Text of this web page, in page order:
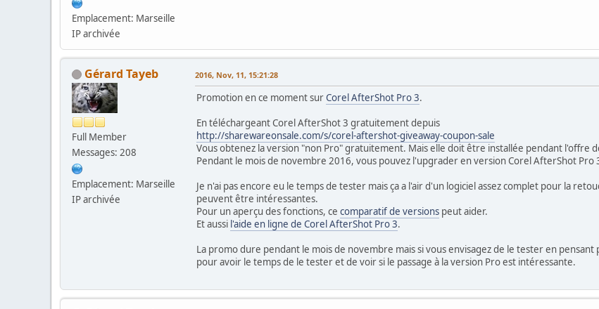
Emplacement: Marseille
IP archivée
Gérard Tayeb
Full Member
Messages: 208
Emplacement: Marseille
IP archivée
2016, Nov, 11, 15:21:28
Promotion en ce moment surCorel AfterShot Pro 3.
En téléchargeant Corel AfterShot 3 gratuitement depuis
http://sharewareonsale.com/s/corel-aftershot-giveaway-coupon-sale
Vous obtenez la version "non Pro" gratuitement. Mais elle doit être installée pendant l'offre
Pendant le mois de novembre 2016, vous pouvez l'upgrader en version Corel AfterShot Pro
Je n'ai pas encore eu le temps de tester mais ça a l'air d'un logiciel assez complet pour la
peuvent être intéressantes.
Pour un aperçu des fonctions, ce comparatif de versions peut aider.
Et aussi l'aide en ligne de Corel AfterShot Pro 3.
La promo dure pendant le mois de novembre mais si vous envisagez de le tester en
pour avoir le temps de le tester et de voir si le passage à la version Pro est intéressante.